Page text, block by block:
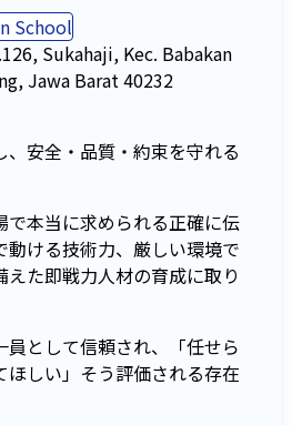
School
Sukahaji, Kec. Babakan
Jawa Barat 40232
安全・品質・約束を守れる
で本当に求められる正確に伝
動ける技術力、厳しい環境で
た即戦力人材の育成に取り
として信頼され、「任せら
ほしい」そう評価される存在